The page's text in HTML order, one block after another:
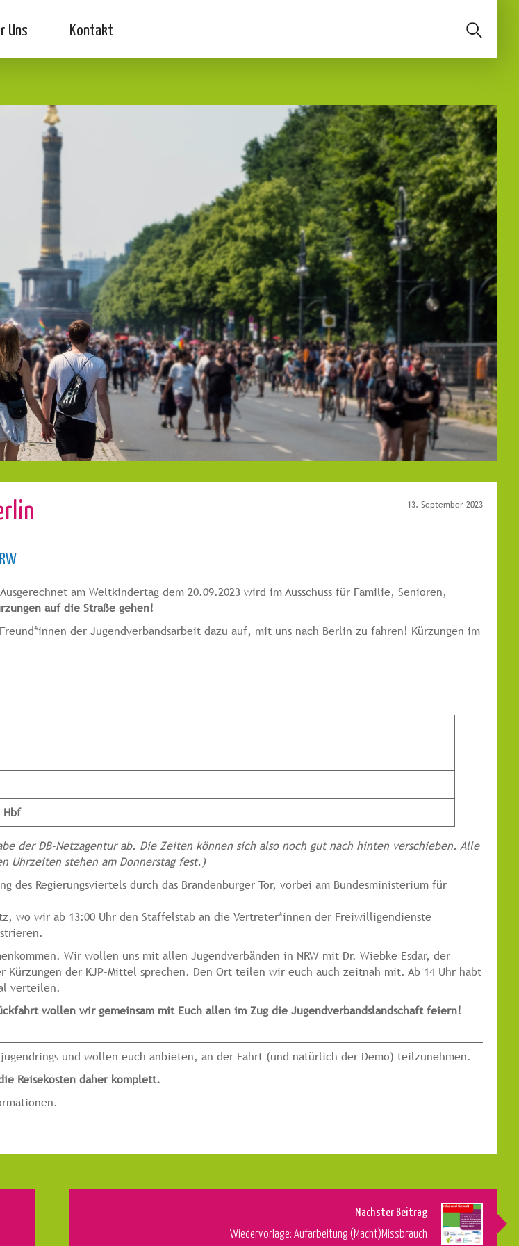
Uns Kontakt
13. September 2023
am Weltkindertag dem 20.09.2023 wird im Ausschuss für Familie, Senioren,
auf die Straße gehen!
der Jugendverbandsarbeit dazu auf, mit uns nach Berlin zu fahren! Kürzungen im
Hbf
der DB-Netzagentur ab. Die Zeiten können sich also noch gut nach hinten verschieben. Alle
Uhrzeiten stehen am Donnerstag fest.)
des Regierungsviertels durch das Brandenburger Tor, vorbei am Bundesministerium für
wo wir ab 13:00 Uhr den Staffelstab an die Vertreter*innen der Freiwilligendienste
Wir wollen uns mit allen Jugendverbänden in NRW mit Dr. Wiebke Esdar, der
der KJP-Mittel sprechen. Den Ort teilen wir euch auch zeitnah mit. Ab 14 Uhr habt
verteilen.
wollen wir gemeinsam mit Euch allen im Zug die Jugendverbandslandschaft feiern!
und wollen euch anbieten, an der Fahrt (und natürlich der Demo) teilzunehmen.
Reisekosten daher komplett.
Nächster Beitrag
Wiedervorlage: Aufarbeitung (Macht)Missbrauch